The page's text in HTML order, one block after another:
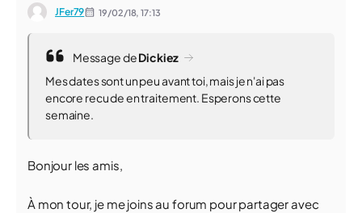
JFer79 19/02/18,17:13
Message deDickiez
Mes dates sont un peu avant toi, mais je n'ai pas
encore recu de en traitement. Esperons cette
semaine.
Bonjour les amis,
À mon tour, je me joins au forum pour partager avec